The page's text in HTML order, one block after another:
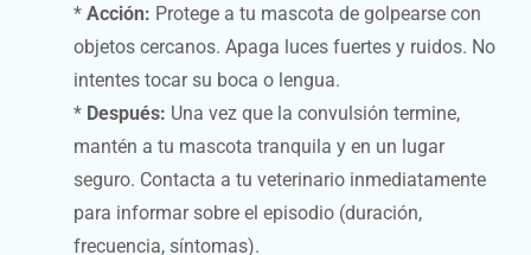
*Acción: Protege a tu mascota de golpearse con
objetos cercanos. Apaga luces fuertes y ruidos. No
intentes tocar su boca o lengua.
* Después: Una vez que la convulsión termine,
mantén a tu mascota tranquila y en un lugar
seguro. Contacta a tu veterinario inmediatamente
para informar sobre el episodio (duración,
frecuencia, síntomas).